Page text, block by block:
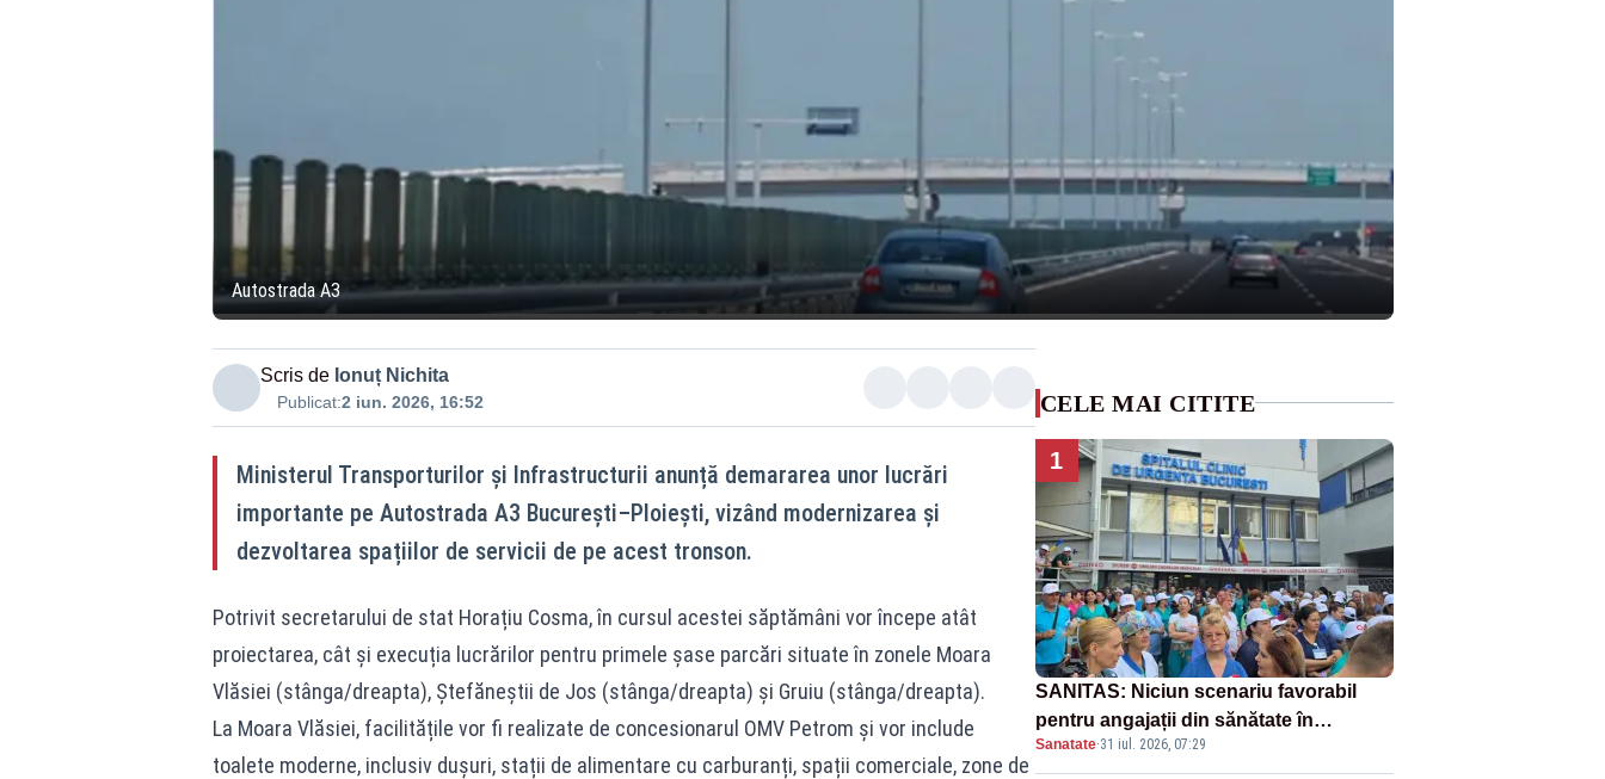
Autostrada A3
Scris de Ionuț Nichita
Publicat:2 iun. 2026, 16:52
Ministerul Transporturilor și Infrastructurii anunță demararea unor lucrări
importante pe Autostrada A3 București–Ploiești, vizând modernizarea și
dezvoltarea spațiilor de servicii de pe acest tronson.
Potrivit secretarului de stat Horațiu Cosma, în cursul acestei săptămâni vor începe atât
proiectarea, cât și execuția lucrărilor pentru primele șase parcări situate în zonele Moara
Vlăsiei (stânga/dreapta), Ștefăneștii de Jos (stânga/dreapta) și Gruiu (stânga/dreapta).
La Moara Vlăsiei, facilitățile vor fi realizate de concesionarul OMV Petrom și vor include
toalete moderne, inclusiv dușuri, stații de alimentare cu carburanți, spații comerciale, zone de
CELE MAI CITITE
1
SANITAS: Niciun scenariu favorabil
pentru angajații din sănătate în
proiectul Legii salarizării
Sanatate·31 iul. 2026, 07:29